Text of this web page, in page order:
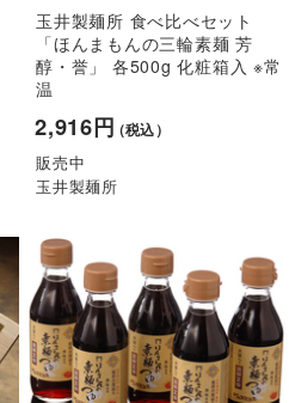
玉井製麺所 食べ比べセット
「ほんまもんの三輪素麺 芳
醇・誉」 各500g 化粧箱入 ※常
温
2,916円（税込）
販売中
玉井製麺所